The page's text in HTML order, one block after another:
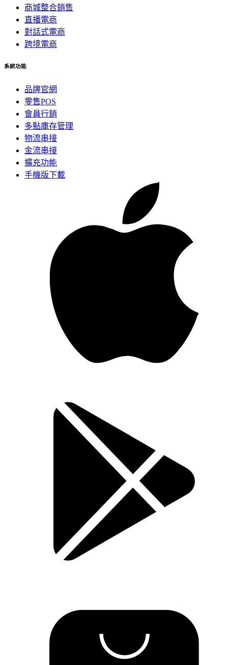
商城整合銷售
直播電商
對話式電商
跨境電商
系統功能
品牌官網
零售POS
會員行銷
多點庫存管理
物流串接
金流串接
擴充功能
手機版下載